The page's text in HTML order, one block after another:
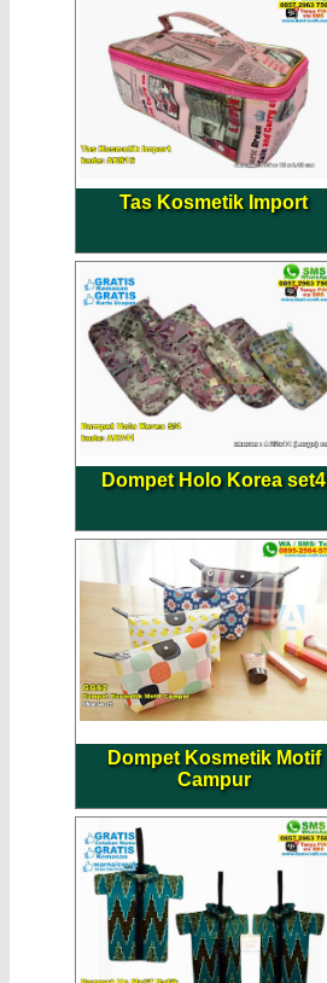
Tas Kosmetik Import
Dompet Holo Korea set4
Dompet Kosmetik Motif
Campur